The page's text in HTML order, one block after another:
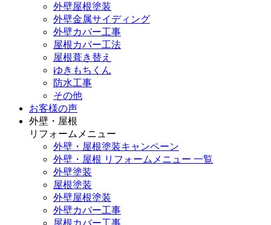
外壁屋根塗装
外壁金属サイディング
外壁カバー工事
屋根カバー工法
屋根葺き替え
ゆきもちくん
防水工事
その他
お客様の声
外壁・屋根
リフォームメニュー
外壁・屋根塗装キャンペーン
外壁・屋根 リフォームメニュー 一覧
外壁塗装
屋根塗装
外壁屋根塗装
外壁カバー工事
屋根カバー工事